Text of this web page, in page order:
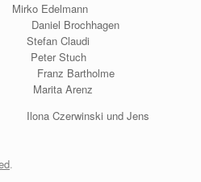
Mirko Edelmann
Brochhagen
Claudi
Stuch
Bartholme
Arenz
Czerwinski und Jens
.